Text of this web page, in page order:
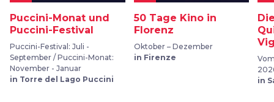
Puccini-Monat und
Puccini-Festival
Puccini-Festival: Juli -
September / Puccini-Monat:
November - Januar
in Torre del Lago Puccini
50 Tage Kino in
Florenz
Oktober – Dezember
in Firenze
in